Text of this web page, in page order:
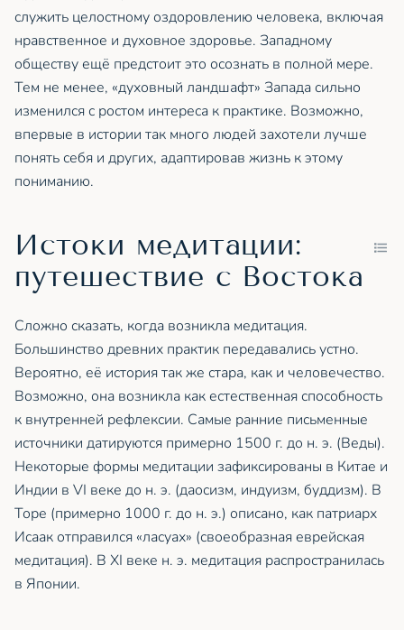
служить целостному оздоровлению человека, включая
нравственное и духовное здоровье. Западному
обществу ещё предстоит это осознать в полной мере.
Тем не менее, «духовный ландшафт» Запада сильно
изменился с ростом интереса к практике. Возможно,
впервые в истории так много людей захотели лучше
понять себя и других, адаптировав жизнь к этому
пониманию.
Истоки медитации:
путешествие с Востока
Сложно сказать, когда возникла медитация.
Большинство древних практик передавались устно.
Вероятно, её история так же стара, как и человечество.
Возможно, она возникла как естественная способность
к внутренней рефлексии. Самые ранние письменные
источники датируются примерно 1500 г. до н. э. (Веды).
Некоторые формы медитации зафиксированы в Китае и
Индии в VI веке до н. э. (даосизм, индуизм, буддизм). В
Торе (примерно 1000 г. до н. э.) описано, как патриарх
Исаак отправился «ласуах» (своеобразная еврейская
медитация). В XI веке н. э. медитация распространилась
в Японии.